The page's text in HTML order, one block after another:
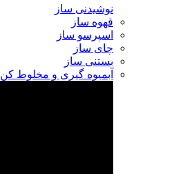
نوشیدنی ساز
قهوه ساز
اسپرسو ساز
چای ساز
بستنی ساز
آبمیوه گیری و مخلوط کن